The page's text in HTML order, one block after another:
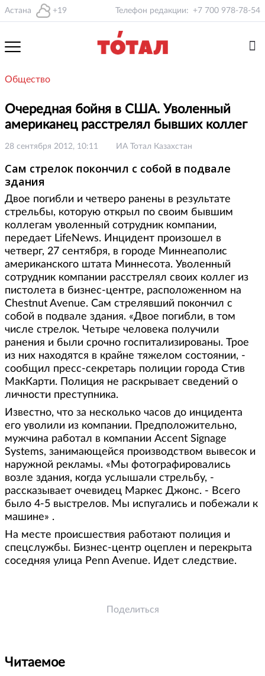
Астана +19 Телефон редакции: +7 700 978-78-54
Общество
Очередная бойня в США. Уволенный
американец расстрелял бывших коллег
28 сентября 2012, 10:11 ИА Тотал Казахстан
Сам стрелок покончил с собой в подвале
здания
Двое погибли и четверо ранены в результате
стрельбы, которую открыл по своим бывшим
коллегам уволенный сотрудник компании,
передает LifeNews. Инцидент произошел в
четверг, 27 сентября, в городе Миннеаполис
американского штата Миннесота. Уволенный
сотрудник компании расстрелял своих коллег из
пистолета в бизнес-центре, расположенном на
Chestnut Avenue. Сам стрелявший покончил с
собой в подвале здания. «Двое погибли, в том
числе стрелок. Четыре человека получили
ранения и были срочно госпитализированы. Трое
из них находятся в крайне тяжелом состоянии, -
сообщил пресс-секретарь полиции города Стив
МакКарти. Полиция не раскрывает сведений о
личности преступника.
Известно, что за несколько часов до инцидента
его уволили из компании. Предположительно,
мужчина работал в компании Accent Signage
Systems, занимающейся производством вывесок и
наружной рекламы. «Мы фотографировались
возле здания, когда услышали стрельбу, -
рассказывает очевидец Маркес Джонс. - Всего
было 4-5 выстрелов. Мы испугались и побежали к
машине» .
На месте происшествия работают полиция и
спецслужбы. Бизнес-центр оцеплен и перекрыта
соседняя улица Penn Avenue. Идет следствие.
Поделиться
Читаемое